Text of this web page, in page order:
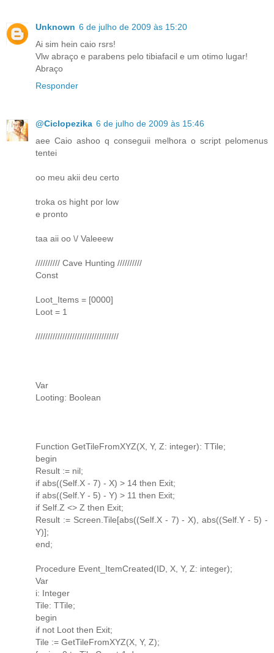
Unknown 6 de julho de 2009 às 15:20
Ai sim hein caio rsrs!
Vlw abraço e parabens pelo tibiafacil e um otimo lugar!
Abraço
Responder
@Ciclopezika 6 de julho de 2009 às 15:46
aee Caio ashoo q conseguii melhora o script pelomenus
tentei
oo meu akii deu certo
troka os hight por low
e pronto
taa aii oo \/ Valeeew
////////// Cave Hunting //////////
Const
Loot_Items = [0000]
Loot = 1
//////////////////////////////////
Var
Looting: Boolean
Function GetTileFromXYZ(X, Y, Z: integer): TTile;
begin
Result := nil;
if abs((Self.X - 7) - X) > 14 then Exit;
if abs((Self.Y - 5) - Y) > 11 then Exit;
if Self.Z <> Z then Exit;
Result := Screen.Tile[abs((Self.X - 7) - X), abs((Self.Y - 5) -
Y)];
end;
Procedure Event_ItemCreated(ID, X, Y, Z: integer);
Var
i: Integer
Tile: TTile;
begin
if not Loot then Exit;
Tile := GetTileFromXYZ(X, Y, Z);